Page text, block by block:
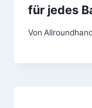
für jedes
Von